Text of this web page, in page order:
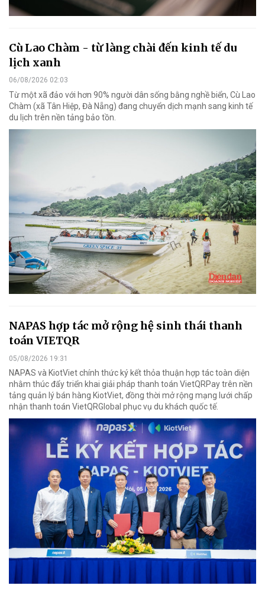
Cù Lao Chàm - từ làng chài đến kinh tế du
lịch xanh
06/08/2026 02:03
Từ một xã đảo với hơn 90% người dân sống bằng nghề biển, Cù Lao
Chàm (xã Tân Hiệp, Đà Nẵng) đang chuyển dịch mạnh sang kinh tế
du lịch trên nền tảng bảo tồn.
NAPAS hợp tác mở rộng hệ sinh thái thanh
toán VIETQR
05/08/2026 19:31
NAPAS và KiotViet chính thức ký kết thỏa thuận hợp tác toàn diện
nhằm thúc đẩy triển khai giải pháp thanh toán VietQRPay trên nền
tảng quản lý bán hàng KiotViet, đồng thời mở rộng mạng lưới chấp
nhận thanh toán VietQRGlobal phục vụ du khách quốc tế.